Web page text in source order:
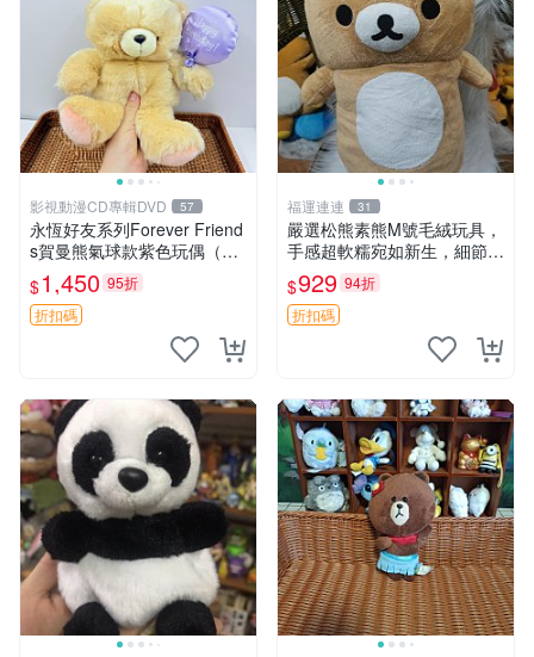
影視動漫CD專輯DVD 57
永恆好友系列Forever Friend
s賀曼熊氣球款紫色玩偶（鼻
子稍有磨損） 中古玩具 氣球
熊 玩偶
$1,450 95折
折扣碼
福運連連 31
嚴選松熊素熊M號毛絨玩具，
手感超軟糯宛如新生，細節精
緻完美無瑕，推薦送禮或珍
藏，中古狀態保養得宜。 松
熊 素熊 毛絨doll
$929 94折
折扣碼